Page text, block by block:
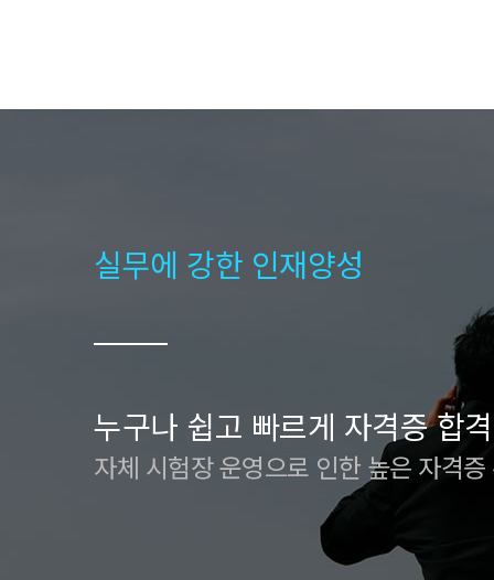
실무에 강한 인재양성
누구나 쉽고 빠르게 자격증 합
자체 시험장 운영으로 인한 높은 자격